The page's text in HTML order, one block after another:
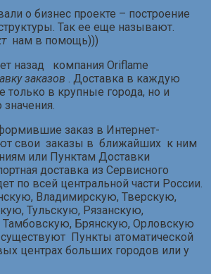
о бизнес проекте – построение
Так ее еще называют.
нам в помощь)))
назад компания Oriflame
заказов . Доставка в каждую
только в крупные города, но и
значения.
заказ в Интернет-
свои заказы в ближайших к ним
или Пунктам Доставки
доставка из Сервисного
по всей центральной части России.
Владимирскую, Тверскую,
Тульскую, Рязанскую,
Тамбовскую, Брянскую, Орловскую
существуют Пункты атоматической
центрах больших городов или у